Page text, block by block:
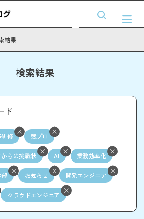
結果
検索結果
ド
研修 競プロ
らの挑戦状 AI 業務効率化
部 お知らせ 開発エンジニア
クラウドエンジニア